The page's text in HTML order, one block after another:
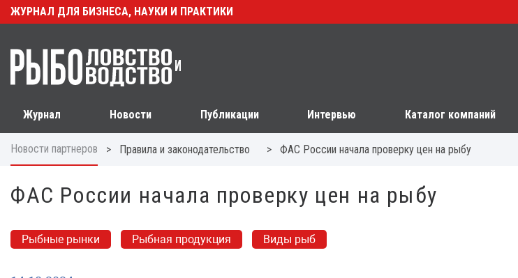
ЖУРНАЛ ДЛЯ БИЗНЕСА, НАУКИ И ПРАКТИКИ
Журнал Новости Публикации Интервью Каталог компаний
Новости партнеров > Правила и законодательство > ФАС России начала проверку цен на рыбу
ФАС России начала проверку цен на рыбу
Рыбные рынки Рыбная продукция Виды рыб